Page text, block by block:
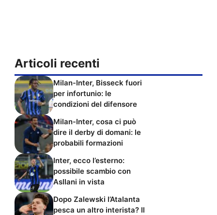
Articoli recenti
Milan-Inter, Bisseck fuori
per infortunio: le
condizioni del difensore
Milan-Inter, cosa ci può
dire il derby di domani: le
probabili formazioni
Inter, ecco l’esterno:
possibile scambio con
Asllani in vista
Dopo Zalewski l’Atalanta
pesca un altro interista? Il